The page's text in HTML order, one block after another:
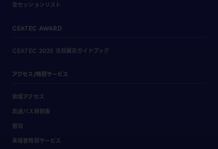
全セッションリスト
CEATEC AWARD
CEATEC 2025 注目展示ガイドブック
アクセス/特別サービス
会場アクセス
高速バス時刻表
宿泊
来場者特別サービス